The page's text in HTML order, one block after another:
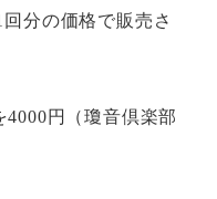
回分の価格で販売さ
4000円（瓊音倶楽部